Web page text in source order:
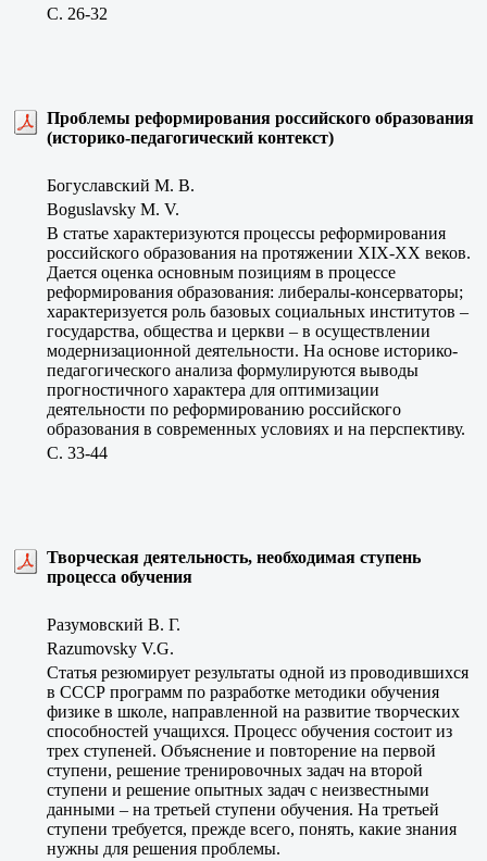
C. 26-32
Проблемы реформирования российского образования
(историко-педагогический контекст)
Богуславский М. В.
Boguslavsky M. V.
В статье характеризуются процессы реформирования
российского образования на протяжении XIX-ХХ веков.
Дается оценка основным позициям в процессе
реформирования образования: либералы-консерваторы;
характеризуется роль базовых социальных институтов –
государства, общества и церкви – в осуществлении
модернизационной деятельности. На основе историко-
педагогического анализа формулируются выводы
прогностичного характера для оптимизации
деятельности по реформированию российского
образования в современных условиях и на перспективу.
C. 33-44
Творческая деятельность, необходимая ступень
процесса обучения
Разумовский В. Г.
Razumovsky V.G.
Статья резюмирует результаты одной из проводившихся
в СССР программ по разработке методики обучения
физике в школе, направленной на развитие творческих
способностей учащихся. Процесс обучения состоит из
трех ступеней. Объяснение и повторение на первой
ступени, решение тренировочных задач на второй
ступени и решение опытных задач с неизвестными
данными – на третьей ступени обучения. На третьей
ступени требуется, прежде всего, понять, какие знания
нужны для решения проблемы.